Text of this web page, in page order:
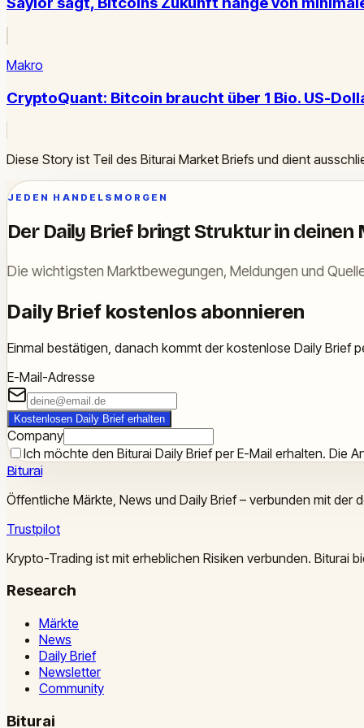
Makro
CryptoQuant: Bitcoin braucht über 1 Bio. US-
Diese Story ist Teil des Biturai Market Briefs und dient
JEDEN HANDELSMORGEN
Der Daily Brief bringt Struktur in deinen
Die wichtigsten Marktbewegungen, Meldungen und
Daily Brief kostenlos abonnieren
Einmal bestätigen, danach kommt der kostenlose Daily Brief
E-Mail-Adresse
Kostenlosen Daily Brief erhalten
Company
Ich möchte den Biturai Daily Brief per E-Mail erhalten. Die
Biturai
Öffentliche Märkte, News und Daily Brief – verbunden mit der
Trustpilot
Krypto-Trading ist mit erheblichen Risiken verbunden. Biturai
Research
Märkte
News
Daily Brief
Newsletter
Community
Biturai